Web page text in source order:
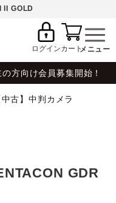
II GOLD
ログインカート
方向け会員募集開始！
中古】中判カメラ
GDR